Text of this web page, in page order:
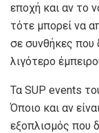
εποχή και αν το
τότε μπορεί να
σε συνθήκες που
λιγότερο
Τα SUP events
Όποιο και αν
εξοπλισμός που